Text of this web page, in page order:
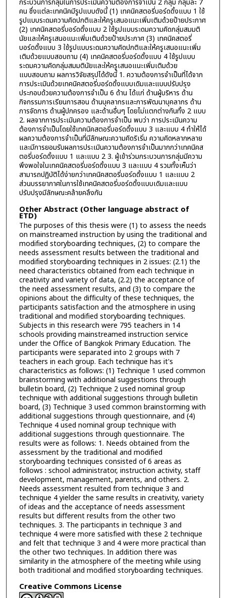
กระบวนการกลุ่มในการประเมินความต้องการจำเป็น 2 กลุ่ม กลุ่มละ 7
คน ซึ่งแต่ละเทคนิคมีรูปแบบดังนี้ (1) เทคนิคสตอรี่บอร์ดดิ้งแบบ 1 ใช้
รูปแบบระดมความคิดปกติและให้ครูเสนอแนะเพิ่มเติมด้วยป้ายประกาศ
(2) เทคนิคสตอรี่บอร์ดดิ้งแบบ 2 ใช้รูปแบบระดมความคิดกลุ่มสมมติ
นัยและให้ครูเสนอแนะเพิ่มเติมด้วยป้ายประกาศ (3) เทคนิคสตอรี่
บอร์ดดิ้งแบบ 3 ใช้รูปแบบระดมความคิดปกติและให้ครูเสนอแนะเพิ่ม
เติมด้วยแบบสอบถาม (4) เทคนิคสตอรี่บอร์ดดิ้งแบบ 4 ใช้รูปแบบ
ระดมความคิดกลุ่มสมมตินัยและให้ครูเสนอแนะเพิ่มเติมด้วย
แบบสอบถาม ผลการวิจัยสรุปได้ดังนี้ 1. ความต้องการจำเป็นที่ได้จาก
การประเมินด้วยเทคนิคสตอรี่บอร์ดดิ้งแบบเดิมและแบบปรับปรุง
ประกอบด้วยความต้องการจำเป็น 6 ด้าน ได้แก่ ด้านผู้บริหาร ด้าน
กิจกรรมการเรียนการสอน ด้านบุคลากรและการพัฒนาบุคลากร ด้าน
การจัดการ ด้านผู้ปกครอง และด้านอื่นๆ โดยไม่แตกต่างกันทั้ง 2 แบบ
2. ผลจากการประเมินความต้องการจำเป็น พบว่า การประเมินความ
ต้องการจำเป็นโดยใช้เทคนิคสตอรี่บอร์ดดิ้งแบบ 3 และแบบ 4 ทำให้ได้
ผลความต้องการจำเป็นที่มีลักษณะความคิดริเริ่ม ความคิดหลากหลาย
และมีการยอมรับผลการประเมินความต้องการจำเป็นมากกว่าเทคนิคส
ตอรี่บอร์ดดิ้งแบบ 1 และแบบ 2 3. ผู้เข้าร่วมกระบวนการกลุ่มมีความ
พึงพอใจในเทคนิคสตอรี่บอร์ดดิ้งแบบ 3 และแบบ 4 รวมทั้งเห็นว่า
สามารถปฏิบัติได้ง่ายกว่าเทคนิคสตอรี่บอร์ดดิ้งแบบ 1 และแบบ 2
ส่วนบรรยากาศในการใช้เทคนิคสตอรี่บอร์ดดิ้งแบบเดิมและแบบ
ปรับปรุงมีลักษณะคล้ายคลึงกัน
Other Abstract (Other language abstract of
ETD)
The purposes of this thesis were (1) to assess the needs
on mainstreamed instruction by using the traditional and
modified storyboarding techniques, (2) to compare the
needs assessment results between the traditional and
modified storyboarding techniques in 2 issues: (2.1) the
need characteristics obtained from each technique in
creativity and variety of data, (2.2) the acceptance of
the need assessment results, and (3) to compare the
opinions about the difficulty of these techniques, the
participants satisfaction and the atmosphere in using
traditional and modified storyboarding techniques.
Subjects in this research were 795 teachers in 14
schools providing mainstreamed instruction service
under the Office of Bangkok Primary Education. The
participants were separated into 2 groups with 7
teachers in each group. Each technique has it's
characteristics as follows: (1) Technique 1 used common
brainstorming with additional suggestions through
bulletin board, (2) Technique 2 used nominal group
technique with additional suggestions through bulletin
board, (3) Technique 3 used common brainstorming with
additional suggestions through questionnaire, and (4)
Technique 4 used nominal group technique with
additional suggestions through questionnaire. The
results were as follows: 1. Needs obtained from the
assessment by the traditional and modified
storyboarding techniques consisted of 6 areas as
follows : school administrator, instruction activity, staff
development, management, parents, and others. 2.
Needs assessment resulted from technique 3 and
technique 4 yielder the same results in creativity, variety
of ideas and the acceptance of needs assessment
results but different results from the other two
techniques. 3. The participants in technique 3 and
technique 4 were more satisfied with these 2 technique
and felt that technique 3 and 4 were more practical than
the other two techniques. In addition there was
similarity in the atmosphere of the meeting while using
both traditional and modified storyboarding techniques.
Creative Commons License